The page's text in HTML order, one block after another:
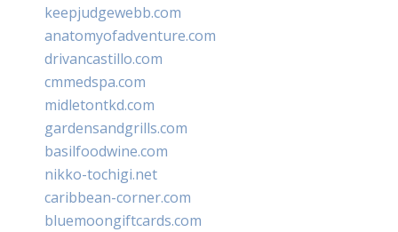
keepjudgewebb.com
anatomyofadventure.com
drivancastillo.com
cmmedspa.com
midletontkd.com
gardensandgrills.com
basilfoodwine.com
nikko-tochigi.net
caribbean-corner.com
bluemoongiftcards.com